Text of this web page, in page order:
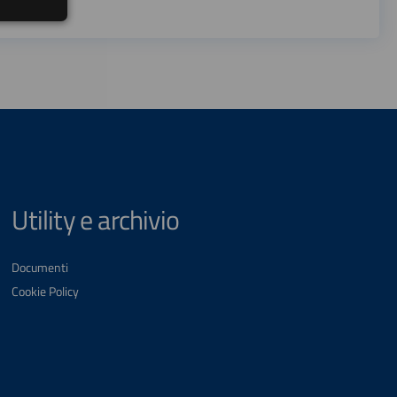
Utility e archivio
Documenti
Cookie Policy